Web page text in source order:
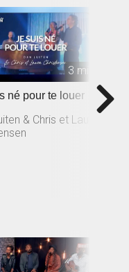
3 min
né pour te louer
& Chris et Laura